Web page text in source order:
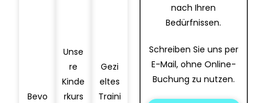
nach Ihren
Bedürfnissen.
Schreiben Sie uns per
E-Mail, ohne Online-
Buchung zu nutzen.
Bevo
Unse
re
Kinde
rkurs
Gezi
eltes
Traini